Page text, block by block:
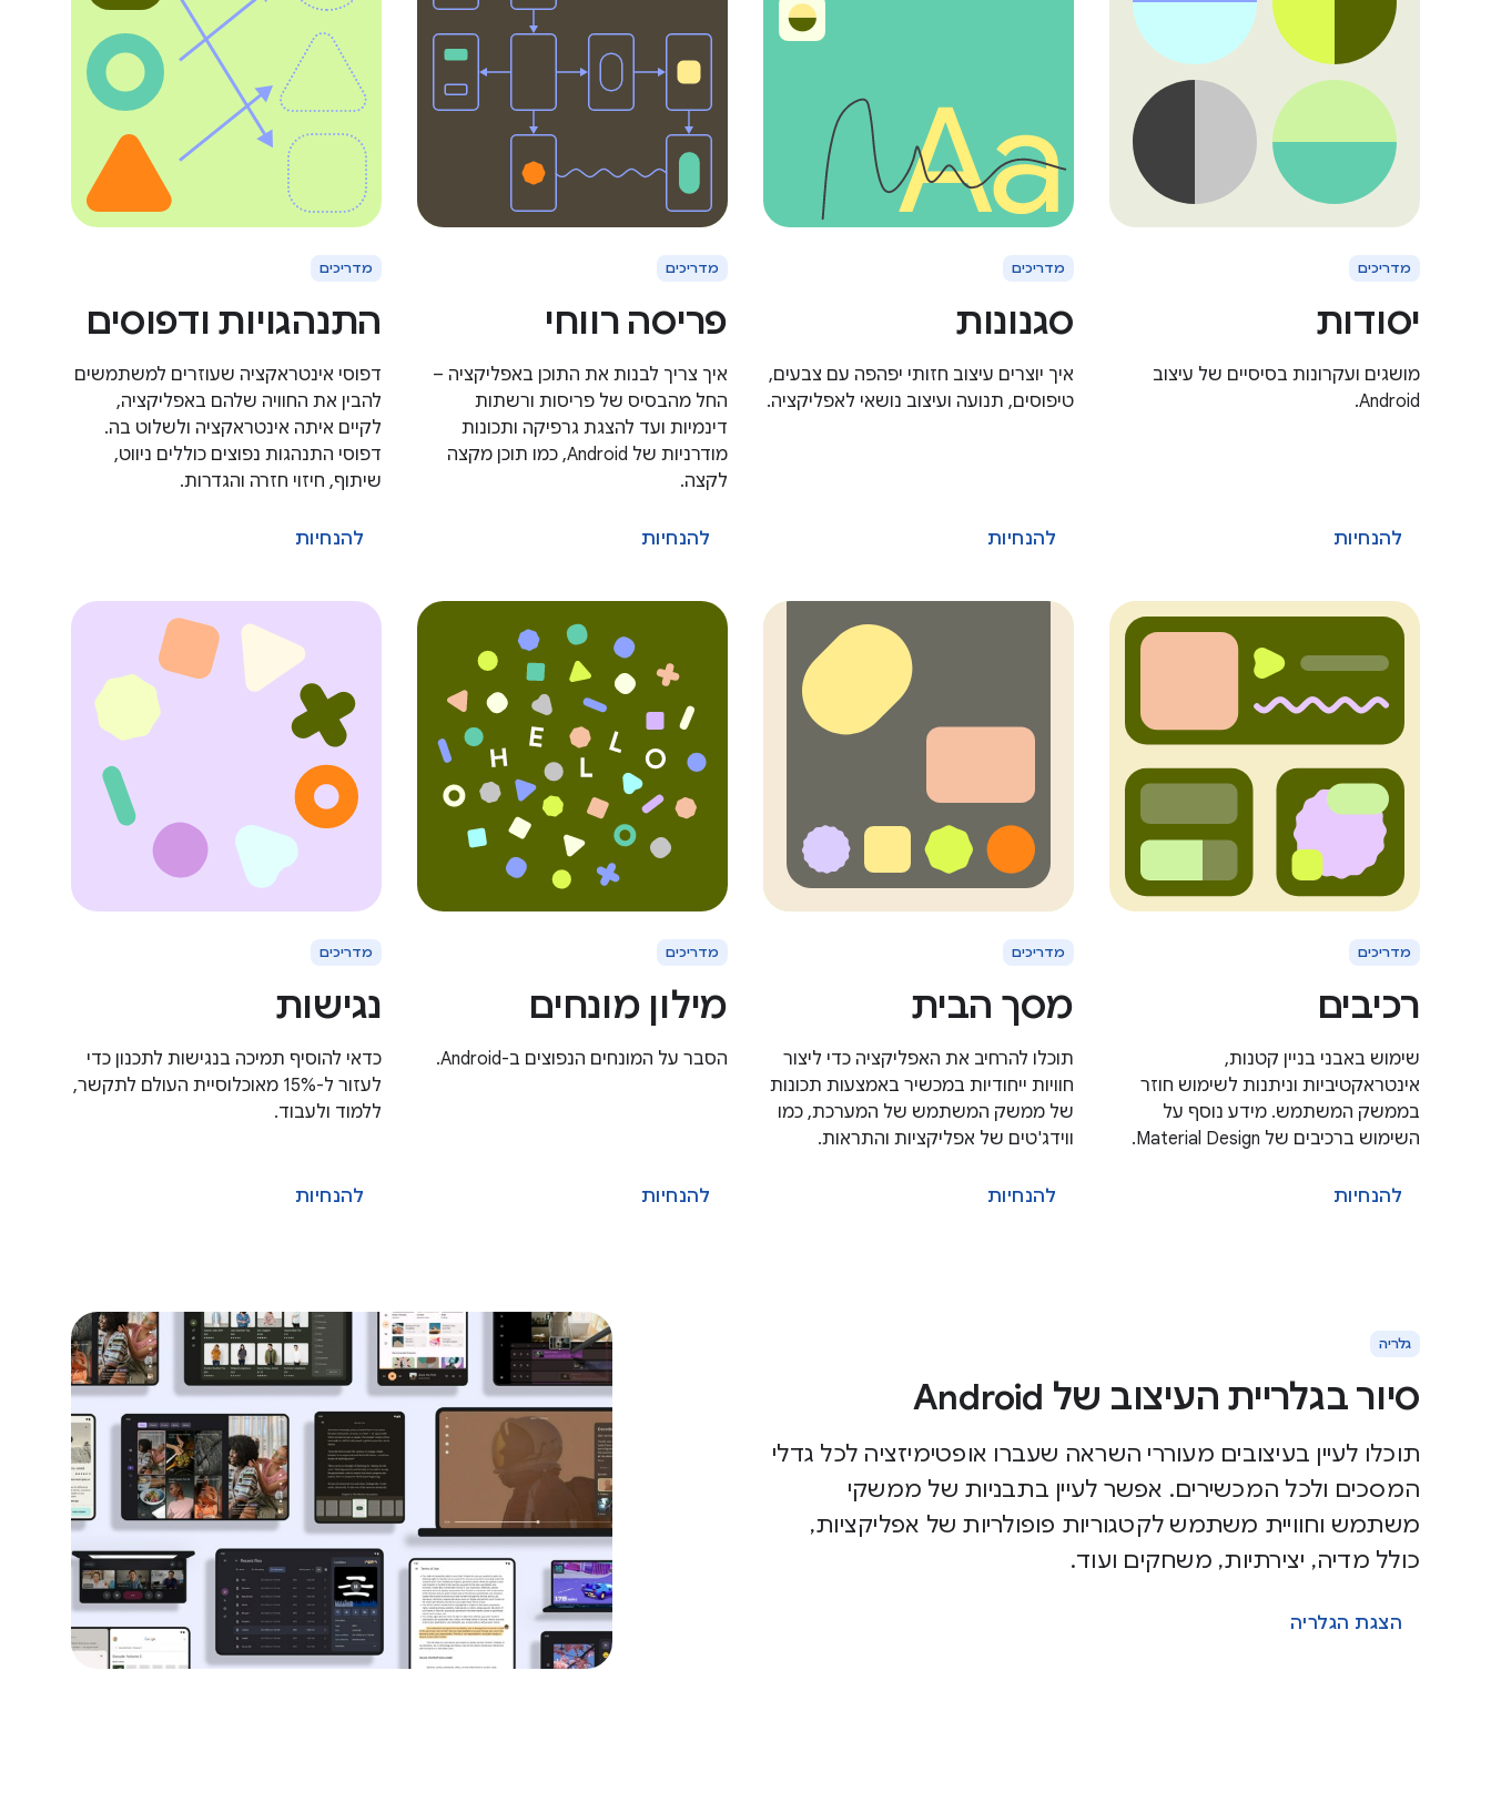
מדריכים
יסודות
מושגים ועקרונות בסיסיים של עיצוב
Android.
להנחיות
מדריכים
סגנונות
איך יוצרים עיצוב חזותי יפהפה עם צבעים,
טיפוסים, תנועה ועיצוב נושאי לאפליקציה.
להנחיות
מדריכים
פריסה רווחי
איך צריך לבנות את התוכן באפליקציה –
החל מהבסיס של פריסות ורשתות
דינמיות ועד להצגת גרפיקה ותכונות
מודרניות של Android, כמו תוכן מקצה
לקצה.
להנחיות
מדריכים
התנהגויות ודפוסים
דפוסי אינטראקציה שעוזרים למשתמשים
להבין את החוויה שלהם באפליקציה,
לקיים איתה אינטראקציה ולשלוט בה.
דפוסי התנהגות נפוצים כוללים ניווט,
שיתוף, חיזוי חזרה והגדרות.
להנחיות
מדריכים
רכיבים
שימוש באבני בניין קטנות,
אינטראקטיביות וניתנות לשימוש חוזר
בממשק המשתמש. מידע נוסף על
השימוש ברכיבים של Material Design.
להנחיות
מדריכים
מסך הבית
תוכלו להרחיב את האפליקציה כדי ליצור
חוויות ייחודיות במכשיר באמצעות תכונות
של ממשק המשתמש של המערכת, כמו
ווידג'טים של אפליקציות והתראות.
להנחיות
מדריכים
מילון מונחים
הסבר על המונחים הנפוצים ב-Android.
להנחיות
מדריכים
נגישות
כדאי להוסיף תמיכה בנגישות לתכנון כדי
לעזור ל-15% מאוכלוסיית העולם לתקשר,
ללמוד ולעבוד.
להנחיות
גלריה
סיור בגלריית העיצוב של Android
תוכלו לעיין בעיצובים מעוררי השראה שעברו אופטימיזציה לכל גדלי
המסכים ולכל המכשירים. אפשר לעיין בתבניות של ממשקי
משתמש וחוויית משתמש לקטגוריות פופולריות של אפליקציות,
כולל מדיה, יצירתיות, משחקים ועוד.
הצגת הגלריה